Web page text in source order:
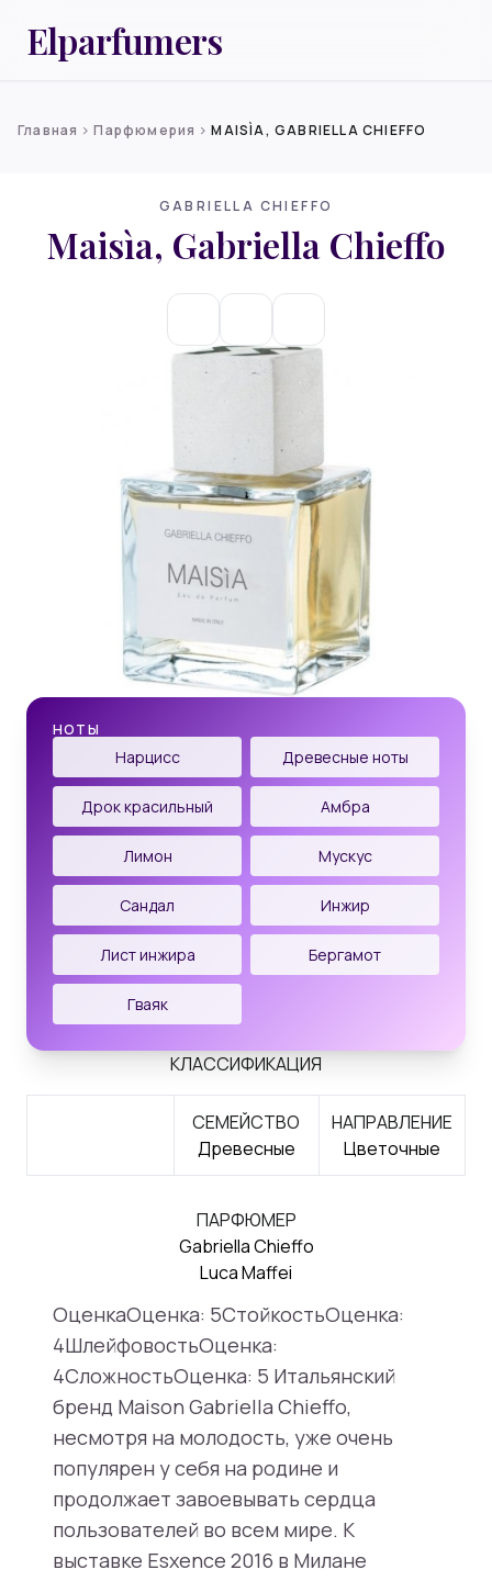
Elparfumers
Главная chevron_rightПарфюмерия chevron_rightMAISÌA, GABRIELLA CHIEFFO
GABRIELLA CHIEFFO
Maisìa, Gabriella Chieffo
НОТЫ
Нарцисс Древесные ноты
Дрок красильный Амбра
Лимон Мускус
Сандал Инжир
Лист инжира Бергамот
Гваяк
КЛАССИФИКАЦИЯ
СЕМЕЙСТВО
Древесные
НАПРАВЛЕНИЕ
Цветочные
ПАРФЮМЕР
Gabriella Chieffo
Luca Maffei
ОценкаОценка: 5СтойкостьОценка:
4ШлейфовостьОценка:
4СложностьОценка: 5 Итальянский
бренд Maison Gabriella Chieffo,
несмотря на молодость, уже очень
популярен у себя на родине и
продолжает завоевывать сердца
пользователей во всем мире. К
выставке Esxence 2016 в Милане